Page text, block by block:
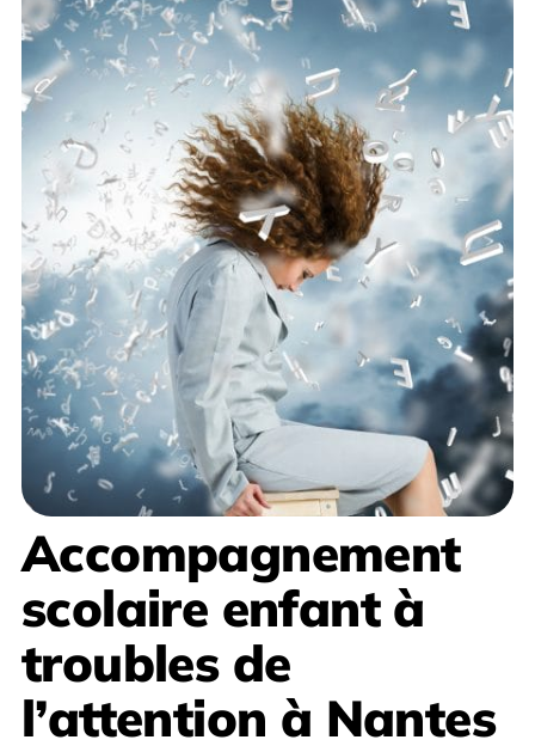
Accompagnement
scolaire enfant à
troubles de
l’attention à Nantes